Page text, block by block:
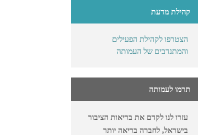
קהילת מדעת
הצטרפו לקהילת הפעילים
והמתנדבים של העמותה
תרמו לעמותה
עזרו לנו לקדם את בריאות הציבור
בישראל, לחברה בריאה יותר